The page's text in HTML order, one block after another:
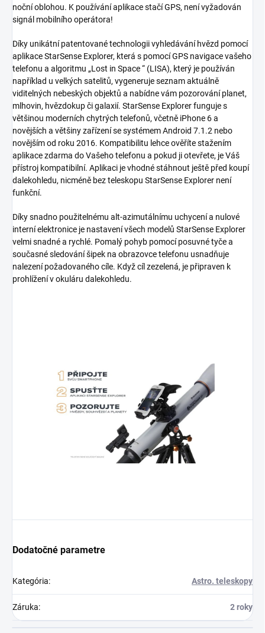
noční oblohou. K používání aplikace stačí GPS, není vyžadován
signál mobilního operátora!
Díky unikátní patentované technologii vyhledávání hvězd pomocí
aplikace StarSense Explorer, která s pomocí GPS navigace vašeho
telefonu a algoritmu „Lost in Space “ (LISA), který je používán
například u velkých satelitů, vygeneruje seznam aktuálně
viditelných nebeských objektů a nabídne vám pozorování planet,
mlhovin, hvězdokup či galaxií. StarSense Explorer funguje s
většinou moderních chytrých telefonů, včetně iPhone 6 a
novějších a většiny zařízení se systémem Android 7.1.2 nebo
novějším od roku 2016. Kompatibilitu lehce ověříte stažením
aplikace zdarma do Vašeho telefonu a pokud ji otevřete, je Váš
přístroj kompatibilní. Aplikaci je vhodné stáhnout ještě před koupí
dalekohledu, nicméně bez teleskopu StarSense Explorer není
funkční.
Díky snadno použitelnému alt-azimutálnímu uchycení a nulové
interní elektronice je nastavení všech modelů StarSense Explorer
velmi snadné a rychlé. Pomalý pohyb pomocí posuvné tyče a
současné sledování šipek na obrazovce telefonu usnadňuje
nalezení požadovaného cíle. Když cíl zezelená, je připraven k
prohlížení v okuláru dalekohledu.
Dodatočné parametre
Kategória: Astro. teleskopy
Záruka: 2 roky